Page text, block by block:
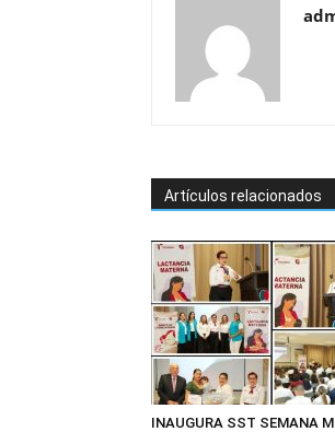
Artículos relacionados
INAUGURA SST SEMANA